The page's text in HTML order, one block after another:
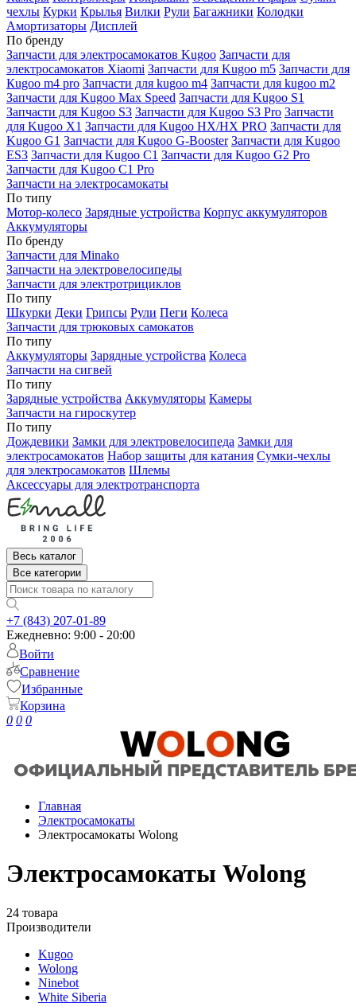
чехлы Курки Крылья Вилки Рули Багажники Колодки
Амортизаторы Дисплей
По бренду
Запчасти для электросамокатов Kugoo Запчасти для
электросамокатов Xiaomi Запчасти для Kugoo m5 Запчасти для
Кugoo m4 pro Запчасти для kugoo m4 Запчасти для kugoo m2
Запчасти для Kugoo Max Speed Запчасти для Kugoo S1
Запчасти для Kugoo S3 Запчасти для Kugoo S3 Pro Запчасти
для Kugoo X1 Запчасти для Kugoo HX/HX PRO Запчасти для
Kugoo G1 Запчасти для Kugoo G-Booster Запчасти для Kugoo
ES3 Запчасти для Kugoo C1 Запчасти для Kugoo G2 Pro
Запчасти для Kugoo C1 Pro
Запчасти на электросамокаты
По типу
Мотор-колесо Зарядные устройства Корпус аккумуляторов
Аккумуляторы
По бренду
Запчасти для Minako
Запчасти на электровелосипеды
Запчасти для электротрициклов
По типу
Шкурки Деки Грипсы Рули Пеги Колеса
Запчасти для трюковых самокатов
По типу
Аккумуляторы Зарядные устройства Колеса
Запчасти на сигвей
По типу
Зарядные устройства Аккумуляторы Камеры
Запчасти на гироскутер
По типу
Дождевики Замки для электровелосипеда Замки для
электросамокатов Набор защиты для катания Сумки-чехлы
для электросамокатов Шлемы
Аксессуары для электротранспорта
Весь каталог
Все категории
+7 (843) 207-01-89
Ежедневно: 9:00 - 20:00
Войти
Сравнение
Избранные
Корзина
0 0 0
Главная
Электросамокаты
Электросамокаты Wolong
Электросамокаты Wolong
24 товара
Производители
Kugoo
Wolong
Ninebot
White Siberia